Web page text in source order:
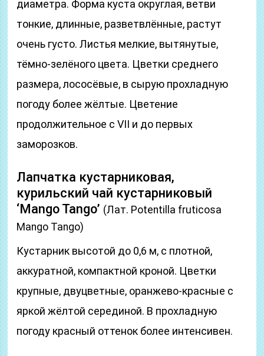
диаметра. Форма куста округлая, ветви
тонкие, длинные, разветвлённые, растут
очень густо. Листья мелкие, вытянутые,
тёмно-зелёного цвета. Цветки среднего
размера, лососёвые, в сырую прохладную
погоду более жёлтые. Цветение
продолжительное с VІІ и до первых
заморозков.
Лапчатка кустарниковая,
курильский чай кустарниковый
‘Mango Tango’ (Лат. Potentilla fruticosa
Mango Tango)
Кустарник высотой до 0,6 м, с плотной,
аккуратной, компактной кроной. Цветки
крупные, двуцветные, оранжево-красные с
яркой жёлтой серединой. В прохладную
погоду красный оттенок более интенсивен.